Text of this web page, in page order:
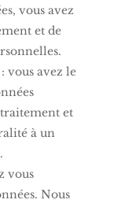
vous avez
et de
vous avez le
et
à un
vous
Nous